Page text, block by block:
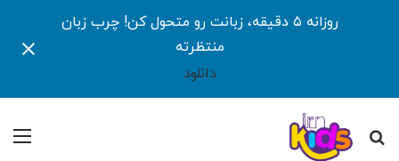
روزانه ۵ دقیقه، زبانت رو متحول کن! چرب زبان
منتظرته
دانلود
جستجو